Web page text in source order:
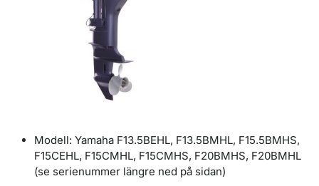
Modell: Yamaha F13.5BEHL, F13.5BMHL, F15.5BMHS,
F15CEHL, F15CMHL, F15CMHS, F20BMHS, F20BMHL
(se serienummer längre ned på sidan)